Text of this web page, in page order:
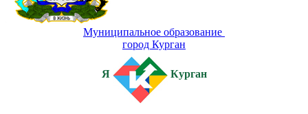
Муниципальное образование
город Курган
Я Курган